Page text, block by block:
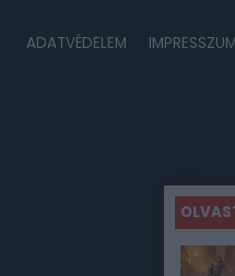
ADATVÉDELEM IMPRESSZUM